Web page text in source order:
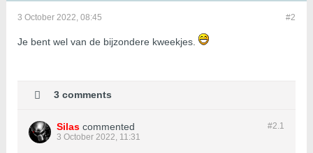
#2
3 October 2022, 08:45
Je bent wel van de bijzondere kweekjes.
3 comments
#2.1
Silas commented
3 October 2022, 11:31